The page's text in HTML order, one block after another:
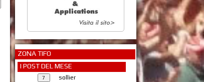
ZONA TIFO
I POST DEL MESE
sollier